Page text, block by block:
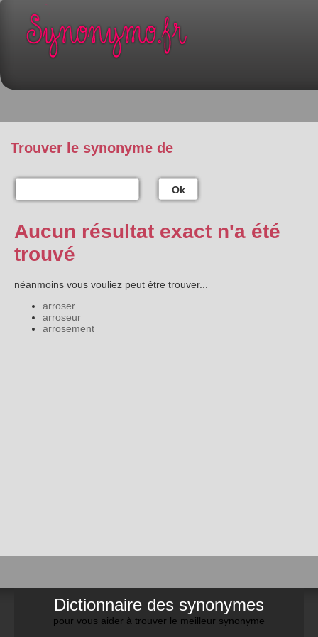
Trouver le synonyme de
Ok
Aucun résultat exact n'a été
trouvé
néanmoins vous vouliez peut être trouver...
arroser
arroseur
arrosement
Dictionnaire des synonymes
pour vous aider à trouver le meilleur synonyme